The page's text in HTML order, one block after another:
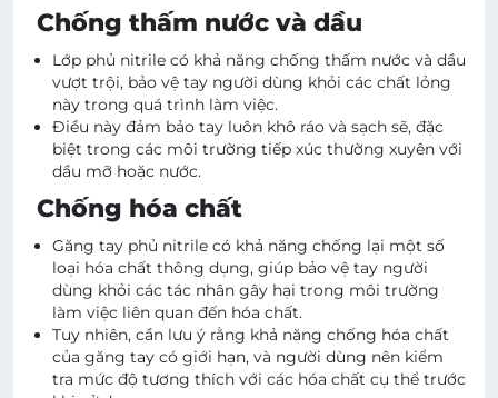
Chống thấm nước và dầu
Lớp phủ nitrile có khả năng chống thấm nước và dầu
vượt trội, bảo vệ tay người dùng khỏi các chất lỏng
này trong quá trình làm việc.
Điều này đảm bảo tay luôn khô ráo và sạch sẽ, đặc
biệt trong các môi trường tiếp xúc thường xuyên với
dầu mỡ hoặc nước.
Chống hóa chất
Găng tay phủ nitrile có khả năng chống lại một số
loại hóa chất thông dụng, giúp bảo vệ tay người
dùng khỏi các tác nhân gây hại trong môi trường
làm việc liên quan đến hóa chất.
Tuy nhiên, cần lưu ý rằng khả năng chống hóa chất
của găng tay có giới hạn, và người dùng nên kiểm
tra mức độ tương thích với các hóa chất cụ thể trước